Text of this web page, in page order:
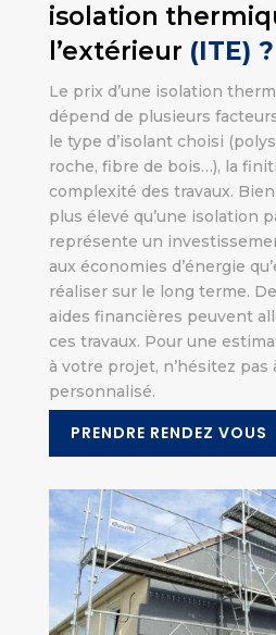
isolation
l’extérieur (ITE) ?
Le prix d’une isolation
dépend de plusieurs
le type d’isolant choisi
roche, fibre de bois…), la
complexité des travaux.
plus élevé qu’une isolation
représente un
aux économies d’énergie
réaliser sur le long terme.
aides financières peuvent
ces travaux. Pour une
à votre projet, n’hésitez pas
personnalisé.
PRENDRE RENDEZ VOUS